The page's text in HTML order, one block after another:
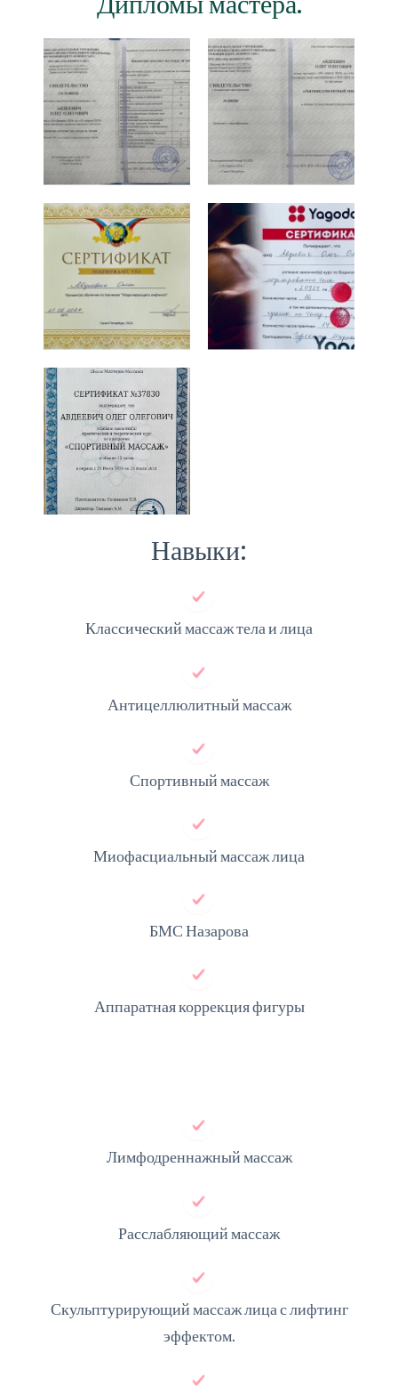
Навыки:
Классический массаж тела и лица
Антицеллюлитный массаж
Спортивный массаж
Миофасциальный массаж лица
БМС Назарова
Аппаратная коррекция фигуры
Лимфодреннажный массаж
Расслабляющий массаж
Скульптурирующий массаж лица с лифтинг
эффектом.